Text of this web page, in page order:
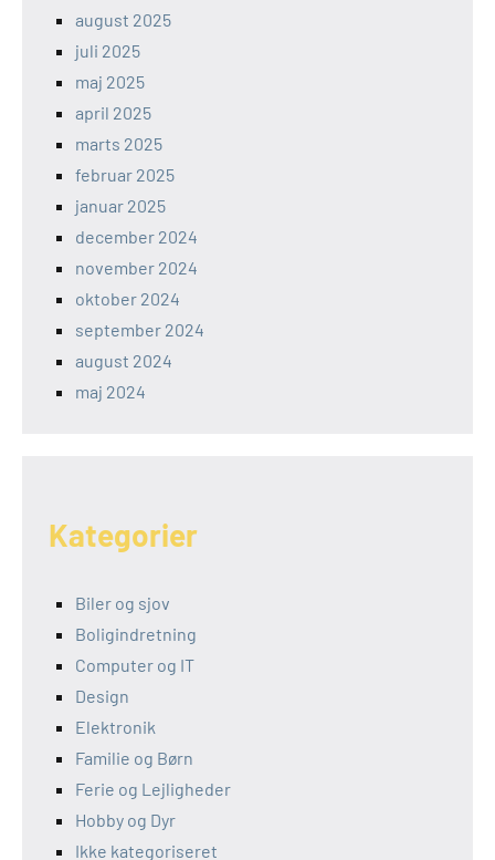
august 2025
juli 2025
maj 2025
april 2025
marts 2025
februar 2025
januar 2025
december 2024
november 2024
oktober 2024
september 2024
august 2024
maj 2024
Kategorier
Biler og sjov
Boligindretning
Computer og IT
Design
Elektronik
Familie og Børn
Ferie og Lejligheder
Hobby og Dyr
Ikke kategoriseret